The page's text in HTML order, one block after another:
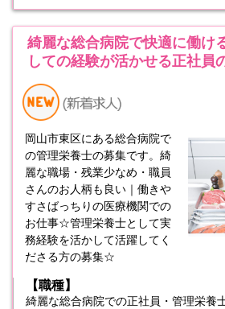
綺麗な総合病院で快適に働け
しての経験が活かせる正社
岡山市東区にある総合病院で
の管理栄養士の募集です。綺
麗な職場・残業少なめ・職員
さんのお人柄も良い｜働きや
すさばっちりの医療機関での
お仕事☆管理栄養士として実
務経験を活かして活躍してく
ださる方の募集☆
【職種】
綺麗な総合病院での正社員・管理栄養